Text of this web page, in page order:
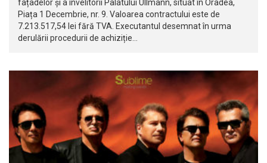
fațadelor și a învelitorii Palatului Ullmann, situat în Oradea,
Piața 1 Decembrie, nr. 9. Valoarea contractului este de
7.213.517,54 lei fără TVA. Executantul desemnat în urma
derulării procedurii de achiziție…